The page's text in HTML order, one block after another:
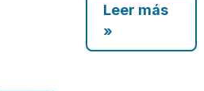
Leer más
»